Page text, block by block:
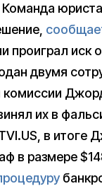
проиграл иск
двумя
комиссии
их в
в итоге
в размере